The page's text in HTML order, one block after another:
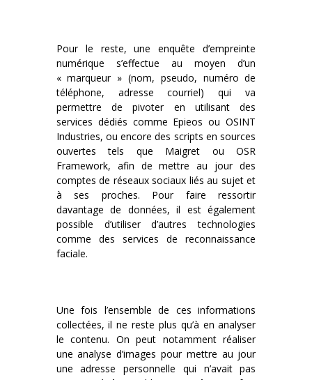
Pour le reste, une enquête d’empreinte
numérique s’effectue au moyen d’un
« marqueur » (nom, pseudo, numéro de
téléphone, adresse courriel) qui va
permettre de pivoter en utilisant des
services dédiés comme Epieos ou OSINT
Industries, ou encore des scripts en sources
ouvertes tels que Maigret ou OSR
Framework, afin de mettre au jour des
comptes de réseaux sociaux liés au sujet et
à ses proches. Pour faire ressortir
davantage de données, il est également
possible d’utiliser d’autres technologies
comme des services de reconnaissance
faciale.
Une fois l’ensemble de ces informations
collectées, il ne reste plus qu’à en analyser
le contenu. On peut notamment réaliser
une analyse d’images pour mettre au jour
une adresse personnelle qui n’avait pas